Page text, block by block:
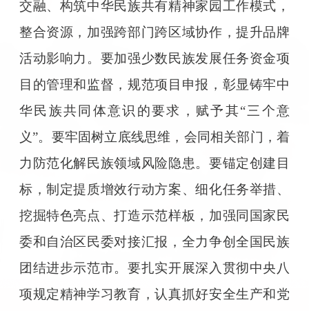
交融、构筑中华民族共有精神家园工作模式，
整合资源，加强跨部门跨区域协作，提升品牌
活动影响力。要加强少数民族发展任务资金项
目的管理和监督，规范项目申报，彰显铸牢中
华民族共同体意识的要求，赋予其“三个意
义”。要牢固树立底线思维，会同相关部门，着
力防范化解民族领域风险隐患。要锚定创建目
标，制定提质增效行动方案、细化任务举措、
挖掘特色亮点、打造示范样板，加强同国家民
委和自治区民委对接汇报，全力争创全国民族
团结进步示范市。要扎实开展深入贯彻中央八
项规定精神学习教育，认真抓好安全生产和党